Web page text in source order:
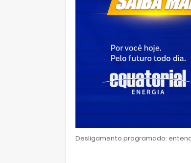
Desligamento programado: